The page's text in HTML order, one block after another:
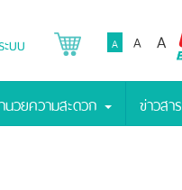
ะบบ A A A
นวยความสะดวก ข่าวสาร